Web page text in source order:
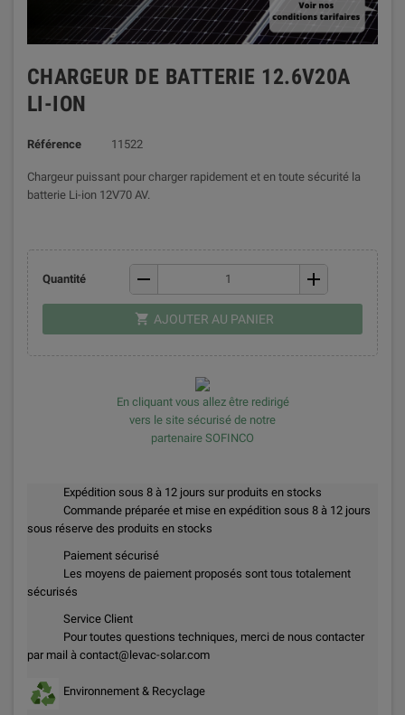
CHARGEUR DE BATTERIE 12.6V20A
LI-ION
Référence 11522
Chargeur puissant pour charger rapidement et en toute sécurité la
batterie Li-ion 12V70 AV.
Quantité remove add
shopping_cart AJOUTER AU PANIER
En cliquant vous allez être redirigé
vers le site sécurisé de notre
partenaire SOFINCO
Expédition sous 8 à 12 jours sur produits en stocks
Commande préparée et mise en expédition sous 8 à 12 jours
sous réserve des produits en stocks
Paiement sécurisé
Les moyens de paiement proposés sont tous totalement
sécurisés
Service Client
Pour toutes questions techniques, merci de nous contacter
par mail à contact@levac-solar.com
Environnement & Recyclage